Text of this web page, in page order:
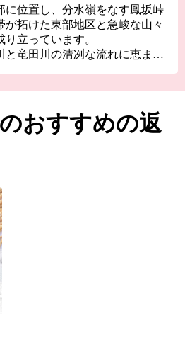
に位置し、分水嶺をなす鳳坂峠
が拓けた東部地区と急峻な山々
立っています。
と竜田川の清冽な流れに恵ま
二岐川の渓谷など変化に富ん
ルフ場などのリゾート施設、天
らの風情ある宿、天然の岩風呂
栄村へ是非お越しください。
おすすめの返